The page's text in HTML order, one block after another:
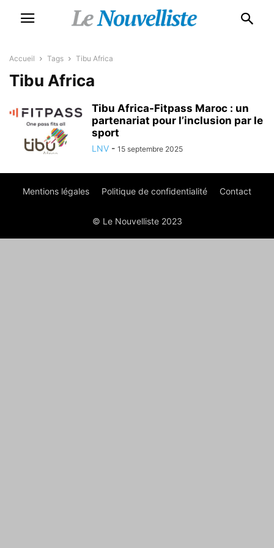
Accueil Tags Tibu Africa
Tibu Africa
Tibu Africa-Fitpass Maroc : un
partenariat pour l’inclusion par le
sport
LNV - 15 septembre 2025
Mentions légales Politique de confidentialité Contact
© Le Nouvelliste 2023